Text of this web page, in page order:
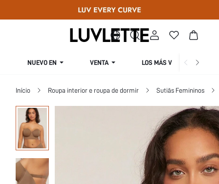
NUEVO EN VENTA LOS MÁS VENDIDOS
Início Roupa interior e roupa de dormir Sutiãs Femininos